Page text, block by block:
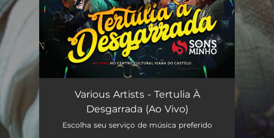
Intro - Ao Vivo
Juntos - Ao Vivo
Various Artists - Tertulia À
Desgarrada (Ao Vivo)
Escolha seu serviço de música preferido